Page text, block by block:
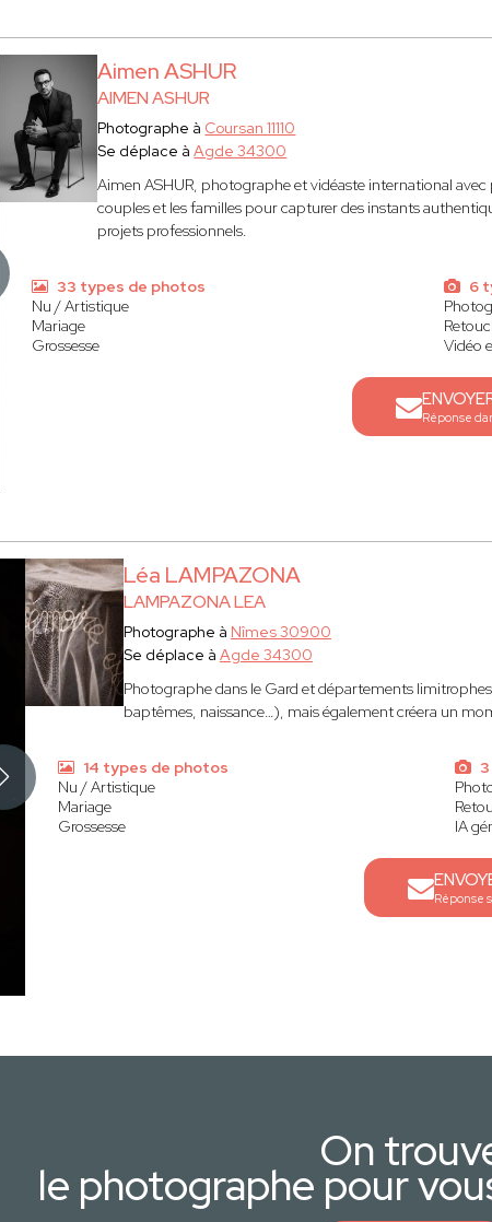
Aimen ASHUR
AIMEN ASHUR
Photographe à Coursan 11110
Se déplace àAgde 34300
Aimen ASHUR, photographe et vidéaste international avec
couples et les familles pour capturer des instants
projets professionnels.
33 types de photos
Nu / Artistique
Mariage
Grossesse
6
Vidéo
Réponse
Léa LAMPAZONA
LAMPAZONA LEA
Photographe à Nîmes 30900
Se déplace à Agde 34300
Photographe dans le Gard et départements
baptêmes, naissance…), mais également créera un
14 types de photos
Nu / Artistique
Mariage
Grossesse
IA
Réponse
On
le photographe pour